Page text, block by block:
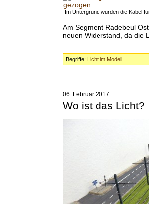
Im Untergrund wurden die Kabel
Am Segment Radebeul
neuen Widerstand, da die
Begriffe: Licht im Modell
06. Februar 2017
Wo ist das Licht?